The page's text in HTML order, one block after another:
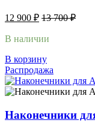
12 900 ₽ 13 700₽
В наличии
В корзину
Распродажа
Наконечники